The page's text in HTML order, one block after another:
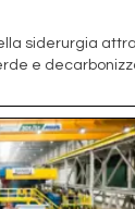
siderurgia
e